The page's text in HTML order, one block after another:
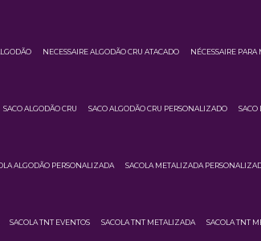
NECESSAIRE ALGODÃO CRU ATACADO NÉCESSAIRE PARA
SACO ALGODÃO CRU SACO ALGODÃO CRU PERSONALIZADO SACO
ALGODÃO PERSONALIZADA SACOLA METALIZADA
SACOLA TNT EVENTOS SACOLA TNT METALIZADA SACOLA TNT